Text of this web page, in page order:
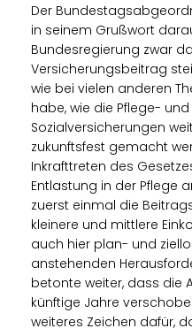
Der
in seinem Grußwort
Bundesregierung zwar
Versicherungsbeitrag
wie bei vielen anderen
habe, wie die Pflege-
Sozialversicherungen
zukunftsfest gemacht
Inkrafttreten des
Entlastung in der Pflege
zuerst einmal die
kleinere und mittlere
auch hier plan- und
anstehenden
betonte weiter, dass die
künftige Jahre
weiteres Zeichen dafür,